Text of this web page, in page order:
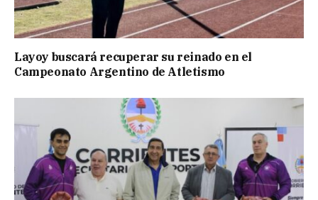
Layoy buscará recuperar su reinado en el
Campeonato Argentino de Atletismo